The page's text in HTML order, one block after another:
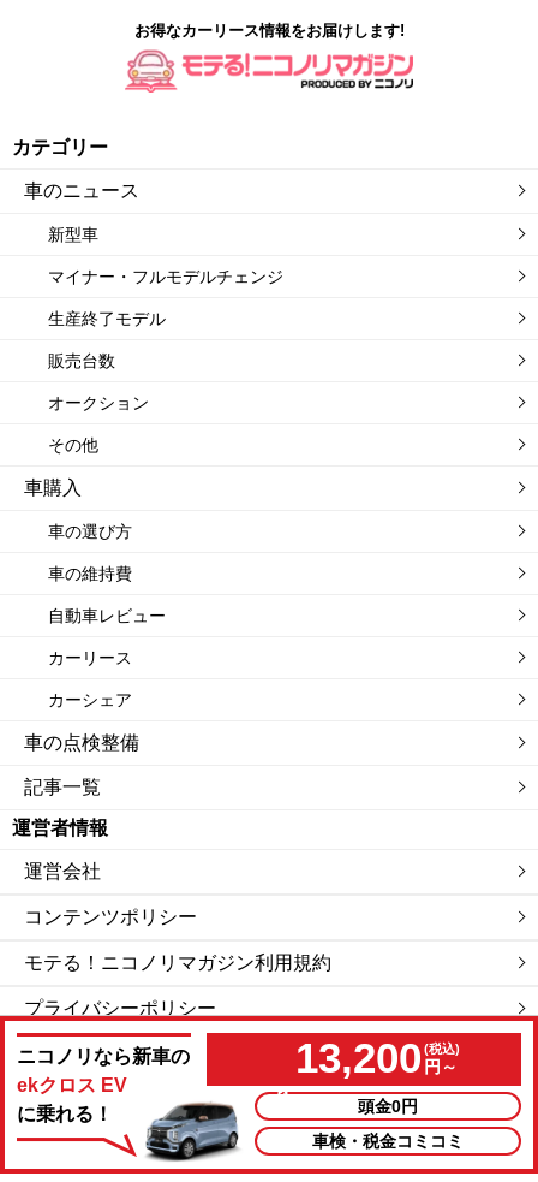
ニコノリなら新車の
ekクロス EV
に乗れる！
13,200 円～
頭金0円
車検・税金コミコミ
お得なカーリース情報をお届けします!
カテゴリー
車のニュース
新型車
マイナー・フルモデルチェンジ
生産終了モデル
販売台数
オークション
その他
車購入
車の選び方
車の維持費
自動車レビュー
カーリース
カーシェア
車の点検整備
記事一覧
運営者情報
運営会社
コンテンツポリシー
モテる！ニコノリマガジン利用規約
プライバシーポリシー
サイトマップ
私たちは「ニコニコレンタカー」を運営する会社です。
©モテる！ニコノリマガジン.